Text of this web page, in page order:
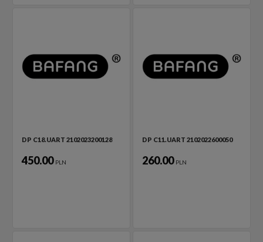
DP C18.UART 2102023200128
450.00 PLN
DP C11.UART 2102022600050
260.00 PLN